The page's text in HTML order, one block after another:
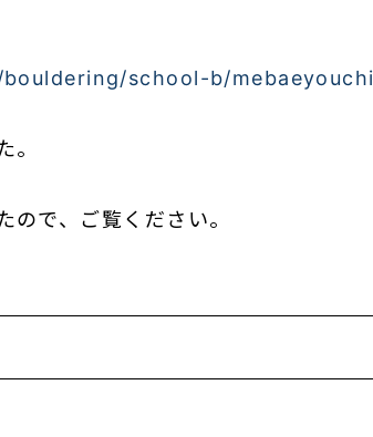
school-b/
。
で、ご覧ください。